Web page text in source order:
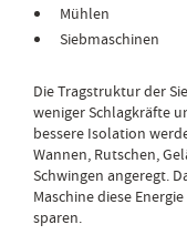
Mühlen
Siebmaschinen
Die Tragstruktur der
weniger Schlagkräfte
bessere Isolation
Wannen, Rutschen,
Schwingen angeregt.
Maschine diese
sparen.